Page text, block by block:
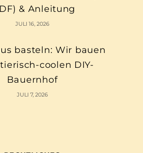
& Anleitung
JULI 16, 2026
basteln: Wir bauen
coolen DIY-
Bauernhof
JULI 7, 2026